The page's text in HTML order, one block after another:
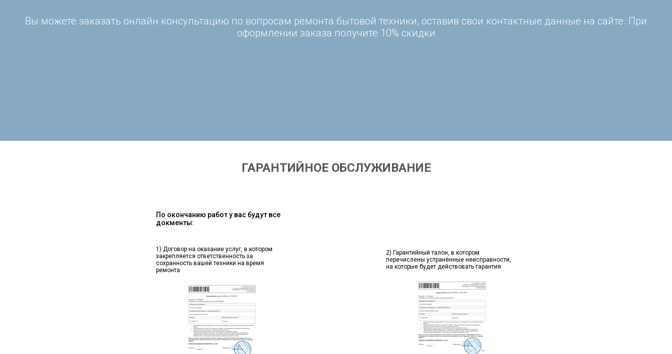
Вы можете заказать онлайн консультацию по вопросам ремонта бытовой техники, оставив свои контактные данные на сайте. При
оформлении заказа получите 10% скидки
ГАРАНТИЙНОЕ ОБСЛУЖИВАНИЕ
По окончанию работ у вас будут все
докменты:
1) Договор на оказание услуг, в котором
закрепляется ответственность за
сохранность вашей техники на время
ремонта
2) Гарантийный талон, в котором
перечислены устранённые неисправности,
на которые будет действовать гарантия